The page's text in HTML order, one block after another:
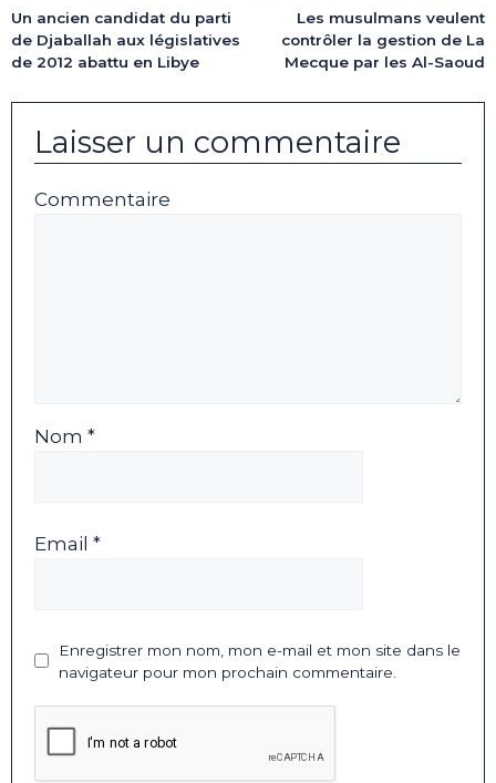
Un ancien candidat du parti
de Djaballah aux législatives
de 2012 abattu en Libye
Les musulmans veulent
contrôler la gestion de La
Mecque par les Al-Saoud
Laisser un commentaire
Commentaire
Nom *
Email *
Enregistrer mon nom, mon e-mail et mon site dans le
navigateur pour mon prochain commentaire.